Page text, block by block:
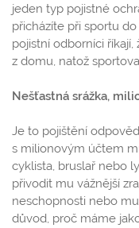
jeden typ pojistné
přicházíte při sportu
pojistní odborníci
z domu, natož
Nešťastná srážka,
Je to pojištění
s milionovým účtem
cyklista, bruslař nebo
přivodit mu vážnější
neschopnosti nebo
důvod, proč máme